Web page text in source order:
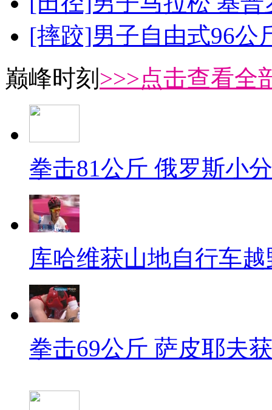
[摔跤]男子自由式96公
巅峰时刻 >>>点击查看全
拳击81公斤 俄罗斯小
库哈维获山地自行车
拳击69公斤 萨皮耶夫